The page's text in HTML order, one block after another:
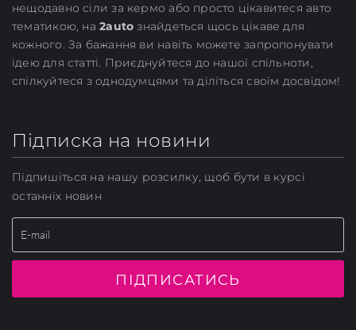
нещодавно сіли за кермо або просто цікавитеся авто
тематикою, на2auto знайдеться щось цікаве для
кожного. За бажання ви навіть можете запропонувати
ідею для статті. Приєднуйтеся до нашої спільноти,
спілкуйтеся з однодумцями та діліться своїм досвідом!
Підписка на новини
Підпишіться на нашу розсилку, щоб бути в курсі
останніх новин
ПІДПИСАТИСЬ